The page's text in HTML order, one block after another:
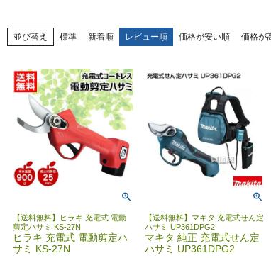
並び替え 標準 新着順 レビュー順 価格が安い順 価格が
【送料無料】ヒラキ 充電式 電動
剪定ハサミ KS-27N
ヒラキ 充電式 電動剪定ハ
サミ KS-27N
【送料無料】マキタ 充電式せん定
ハサミ UP361DPG2
マキタ 純正 充電式せん定
ハサミ UP361DPG2